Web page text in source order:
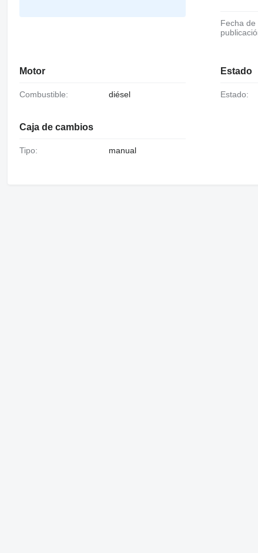
Fecha de
Motor
Combustible: diésel
Caja de cambios
Tipo: manual
Estado
Estado: